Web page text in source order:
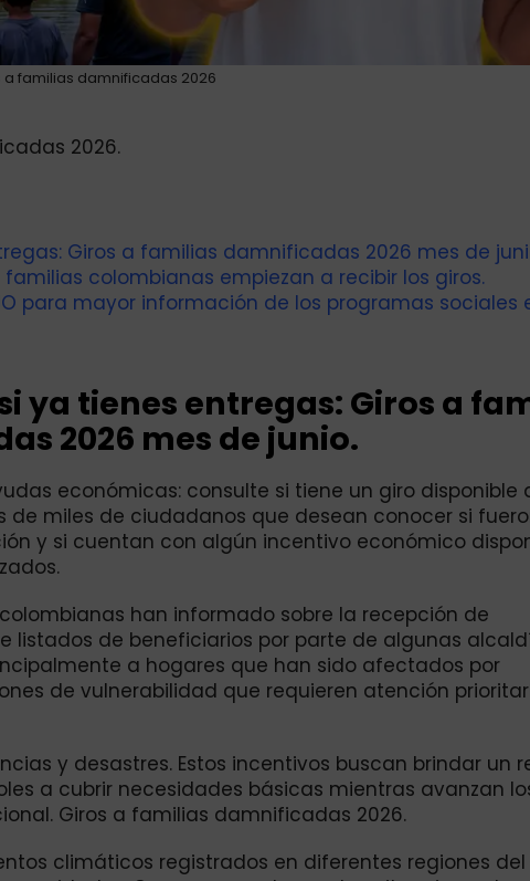
a familias damnificadas 2026
2026.
Giros a familias damnificadas 2026 mes de
colombianas empiezan a recibir los giros.
para mayor información de los programas sociales
ya tienes entregas: Giros a
2026 mes de junio.
económicas: consulte si tiene un giro disponible
de miles de ciudadanos que desean conocer si
y si cuentan con algún incentivo económico
han informado sobre la recepción de
listados de beneficiarios por parte de algunas
a hogares que han sido afectados por
de vulnerabilidad que requieren atención
y desastres. Estos incentivos buscan brindar un
a cubrir necesidades básicas mientras avanzan
Giros a familias damnificadas 2026.
climáticos registrados en diferentes regiones del